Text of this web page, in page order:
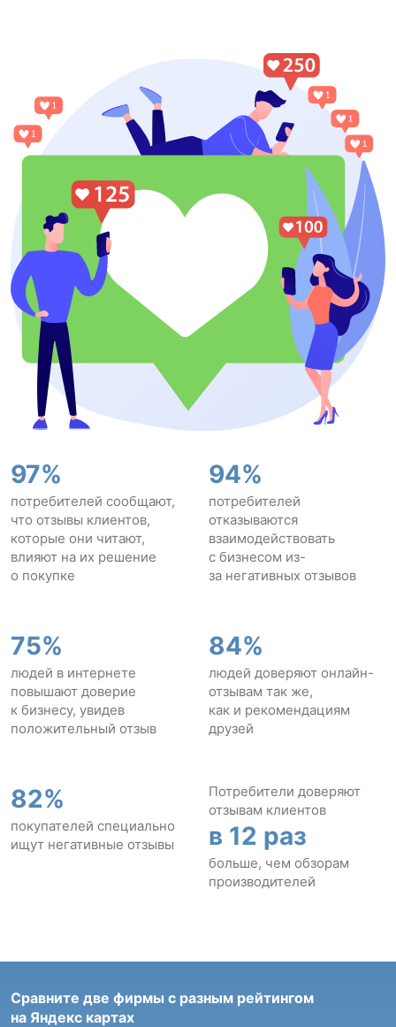
97%
потребителей сообщают,
что отзывы клиентов,
которые они читают,
влияют на их решение
о покупке
75%
людей в интернете
повышают доверие
к бизнесу, увидев
положительный отзыв
82%
покупателей специально
ищут негативные отзывы
94%
потребителей
отказываются
взаимодействовать
с бизнесом из-
за негативных отзывов
84%
людей доверяют онлайн-
отзывам так же,
как и рекомендациям
друзей
Потребители доверяют
отзывам клиентов
в 12 раз
больше, чем обзорам
производителей
Сравните две фирмы с разным рейтингом
на Яндекс картах